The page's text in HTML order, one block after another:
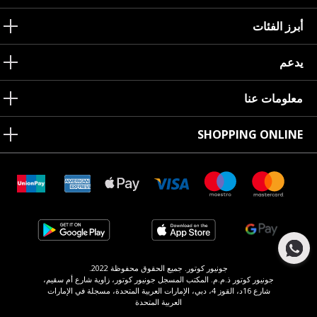
أبرز الفئات
يدعم
معلومات عنا
SHOPPING ONLINE
جونيور كوتور. جميع الحقوق محفوظة 2022.
جونيور كوتور ذ.م.م. المكتب المسجل جونيور كوتور، زاوية شارع أم سقيم،
شارع 16د، القوز 4، دبي، الإمارات العربية المتحدة، مسجلة في الإمارات
العربية المتحدة